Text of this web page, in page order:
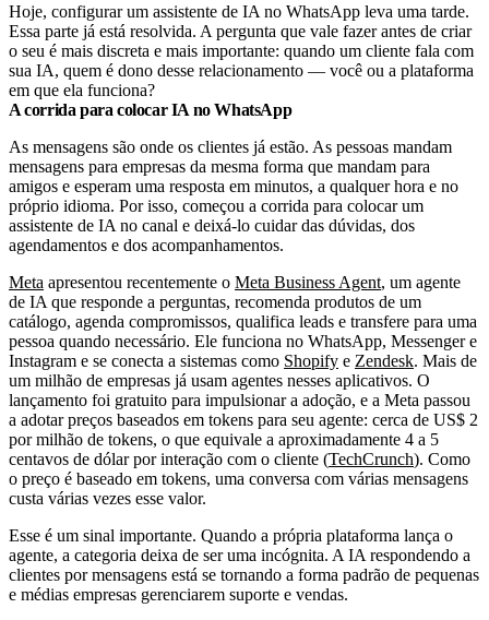
Hoje, configurar um assistente de IA no WhatsApp leva uma tarde.
Essa parte já está resolvida. A pergunta que vale fazer antes de criar
o seu é mais discreta e mais importante: quando um cliente fala com
sua IA, quem é dono desse relacionamento — você ou a plataforma
em que ela funciona?
A corrida para colocar IA no WhatsApp
As mensagens são onde os clientes já estão. As pessoas mandam
mensagens para empresas da mesma forma que mandam para
amigos e esperam uma resposta em minutos, a qualquer hora e no
próprio idioma. Por isso, começou a corrida para colocar um
assistente de IA no canal e deixá-lo cuidar das dúvidas, dos
agendamentos e dos acompanhamentos.
Meta apresentou recentemente o Meta Business Agent, um agente
de IA que responde a perguntas, recomenda produtos de um
catálogo, agenda compromissos, qualifica leads e transfere para uma
pessoa quando necessário. Ele funciona no WhatsApp, Messenger e
Instagram e se conecta a sistemas como Shopify e Zendesk. Mais de
um milhão de empresas já usam agentes nesses aplicativos. O
lançamento foi gratuito para impulsionar a adoção, e a Meta passou
a adotar preços baseados em tokens para seu agente: cerca de US$ 2
por milhão de tokens, o que equivale a aproximadamente 4 a 5
centavos de dólar por interação com o cliente (TechCrunch). Como
o preço é baseado em tokens, uma conversa com várias mensagens
custa várias vezes esse valor.
Esse é um sinal importante. Quando a própria plataforma lança o
agente, a categoria deixa de ser uma incógnita. A IA respondendo a
clientes por mensagens está se tornando a forma padrão de pequenas
e médias empresas gerenciarem suporte e vendas.